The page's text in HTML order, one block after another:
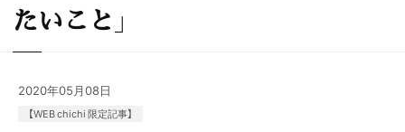
たいこと」
2020年05月08日
【WEB chichi 限定記事】